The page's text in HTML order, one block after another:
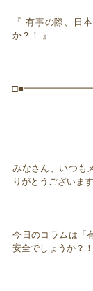
『 有事の際、日
か？！ 』
みなさん、いつも
りがとうございます
今日のコラムは「
安全でしょうか？！